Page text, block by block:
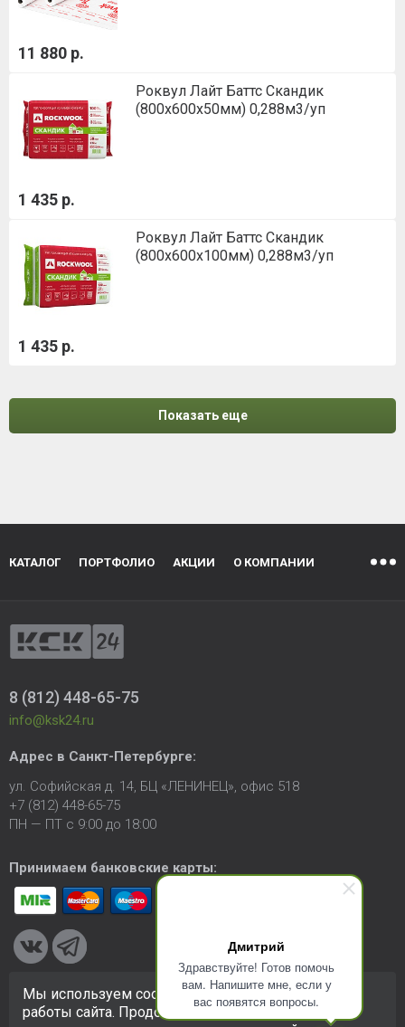
Дмитрий
Здравствуйте! Готов помочь
вам. Напишите мне, если у
вас появятся вопросы.
11 880 р.
Роквул Лайт Баттс Скандик
(800х600х50мм) 0,288м3/уп
1 435 р.
Роквул Лайт Баттс Скандик
(800х600х100мм) 0,288м3/уп
1 435 р.
Показать еще
КАТАЛОГ ПОРТФОЛИО АКЦИИ О КОМПАНИИ
8 (812) 448-65-75
info@ksk24.ru
Адрес в Санкт-Петербурге:
ул. Софийская д. 14, БЦ «ЛЕНИНЕЦ», офис 518
+7 (812) 448-65-75
ПН — ПТ с 9:00 до 18:00
Принимаем банковские карты:
© 2005-2026 ООО «КСК». Сайт https://ksk24.ruсоздан
исключительно в информационных целях и любая информация
Мы используем cookie-файлы для улучшения
работы сайта. Продолжая использовать сайт, вы